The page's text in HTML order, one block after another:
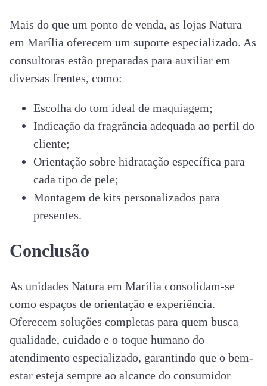
Mais do que um ponto de venda, as lojas Natura
em Marília oferecem um suporte especializado. As
consultoras estão preparadas para auxiliar em
diversas frentes, como:
Escolha do tom ideal de maquiagem;
Indicação da fragrância adequada ao perfil do
cliente;
Orientação sobre hidratação específica para
cada tipo de pele;
Montagem de kits personalizados para
presentes.
Conclusão
As unidades Natura em Marília consolidam-se
como espaços de orientação e experiência.
Oferecem soluções completas para quem busca
qualidade, cuidado e o toque humano do
atendimento especializado, garantindo que o bem-
estar esteja sempre ao alcance do consumidor